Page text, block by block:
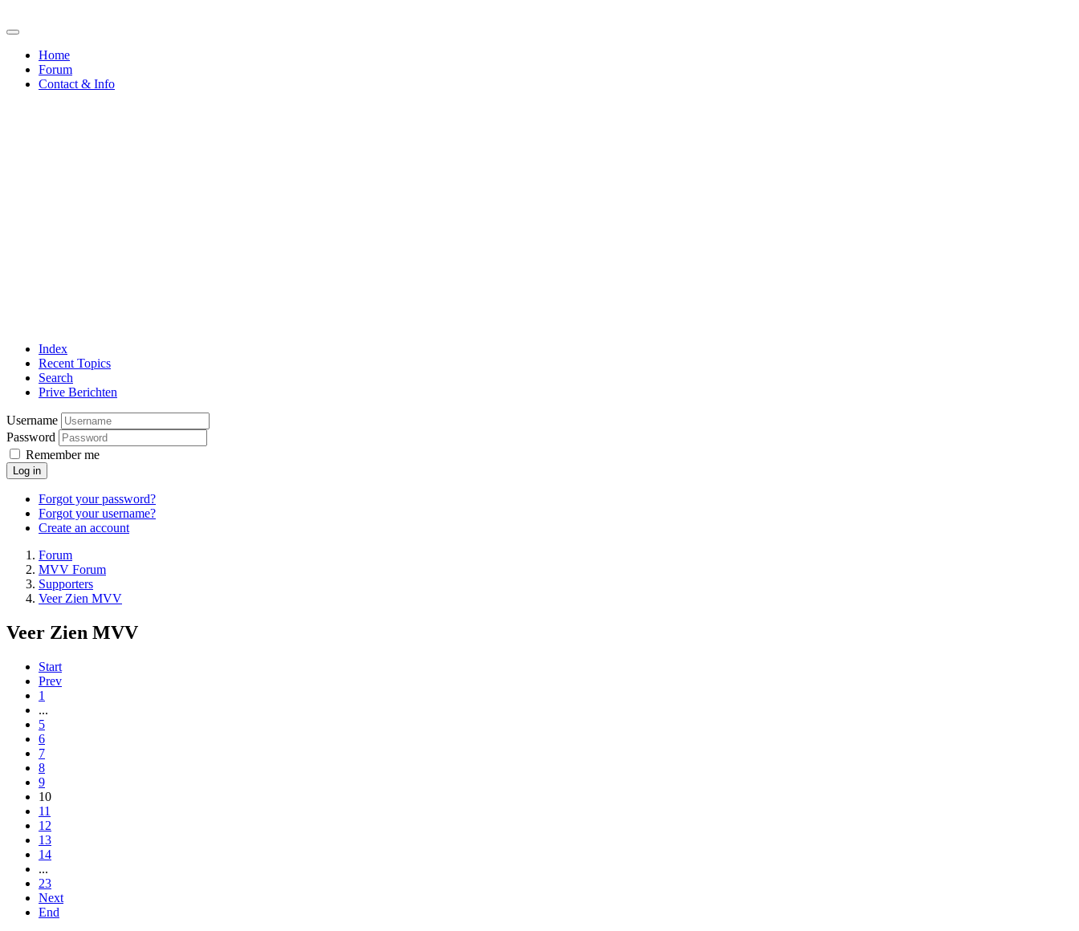
Home
Forum
Contact & Info
Index
Recent Topics
Search
Prive Berichten
Username
Password
Remember me
Log in
Forgot your password?
Forgot your username?
Create an account
Forum
MVV Forum
Supporters
Veer Zien MVV
Veer Zien MVV
Start
Prev
1
...
5
6
7
8
9
10
11
12
13
14
...
23
Next
End